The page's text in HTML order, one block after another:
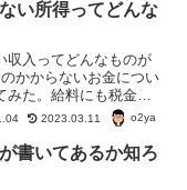
い所得ってどんな
収入ってどんなものが
かからないお金につい
た。給料にも税金の
らないものがあるし、
金のかかるものとかか
。
2023.03.11 o2ya
書いてあるか知ろ